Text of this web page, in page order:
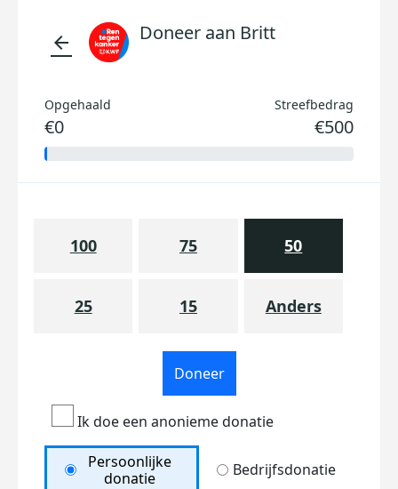
arrow_back Doneer aan Britt
Opgehaald
€0
Streefbedrag
€500
100 75 50
25 15 Anders
Doneer
Ik doe een anonieme donatie
Persoonlijke
donatie
Bedrijfsdonatie